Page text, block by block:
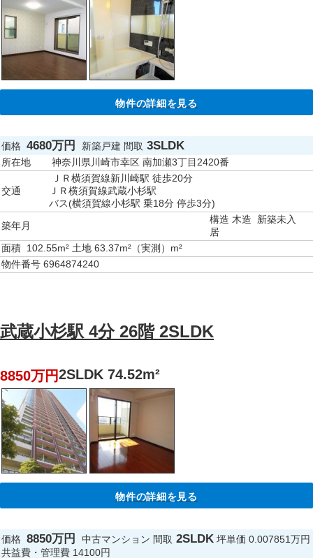
物件の詳細を見る
価格 4680万円 新築戸建 間取 3SLDK
所在地 神奈川県川崎市幸区 南加瀬3丁目2420番
交通
ＪＲ横須賀線新川崎駅 徒歩20分
ＪＲ横須賀線武蔵小杉駅
バス(横須賀線小杉駅 乗18分 停歩3分)
築年月
構造 木造
新築未入
居
面積 102.55m² 土地 63.37m²（実測）m²
物件番号 6964874240
武蔵小杉駅 4分 26階 2SLDK
8850万円2SLDK 74.52m²
物件の詳細を見る
価格 8850万円 中古マンション 間取 2SLDK 坪単価 0.007851万円
共益費・管理費 14100円